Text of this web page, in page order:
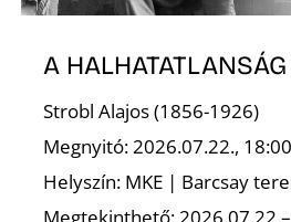
A
Strobl Alajos (1856-1926)
Megnyitó: 2026.07.22., 18:00
Helyszín: MKE | Barcsay
Megtekinthető: 2026.07.22